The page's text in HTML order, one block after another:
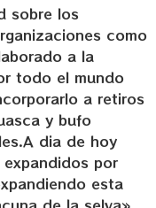
sobre los
como
a la
todo el mundo
a retiros
y bufo
dia de hoy
por
esta